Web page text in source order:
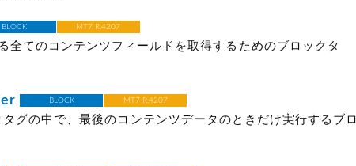
BLOCK MT7 R.4207
全てのコンテンツフィールドを取得するためのブロックタ
BLOCK MT7 R.4207
タグの中で、最後のコンテンツデータのときだけ実行するブロ